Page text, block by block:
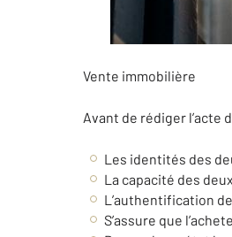
Vente immobilière
Avant de rédiger l’acte
Les identités des
La capacité des
L’authentification
S’assure que